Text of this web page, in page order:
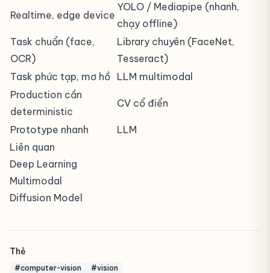
Realtime, edge device
YOLO / Mediapipe (nhanh,
chạy offline)
Task chuẩn (face,
OCR)
Library chuyên (FaceNet,
Tesseract)
Task phức tạp, mơ hồ LLM multimodal
Production cần
deterministic
CV cổ điển
Prototype nhanh
LLM
Liên quan
Deep Learning
Multimodal
Diffusion Model
Thẻ
#computer-vision #vision